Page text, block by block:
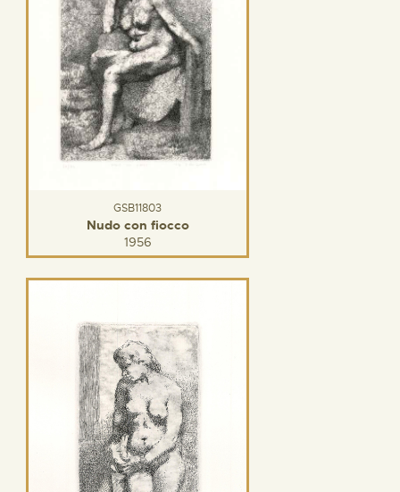
GSB11803
Nudo con fiocco
1956